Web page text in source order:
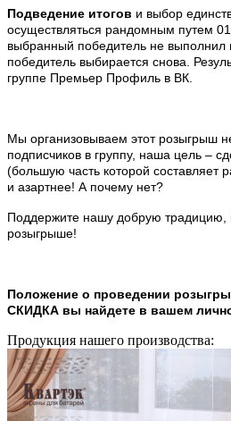
Подведение итогов и выбор
осуществляться рандомным путем
выбранный победитель не выполнил
победитель выбирается снова.
группе Премьер Профиль в ВК.
Мы организовываем этот розыгрыш
подписчиков в группу, наша цель –
(большую часть которой составляет
и азартнее! А почему нет?
Поддержите нашу добрую традицию,
розыгрыше!
Положение о проведении
СКИДКА вы найдете в вашем
Продукция нашего производства: